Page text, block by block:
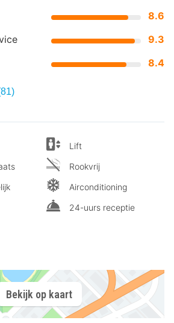
8.6
9.3
8.4
Lift
Rookvrij
Airconditioning
24-uurs receptie
Bekijk op kaart